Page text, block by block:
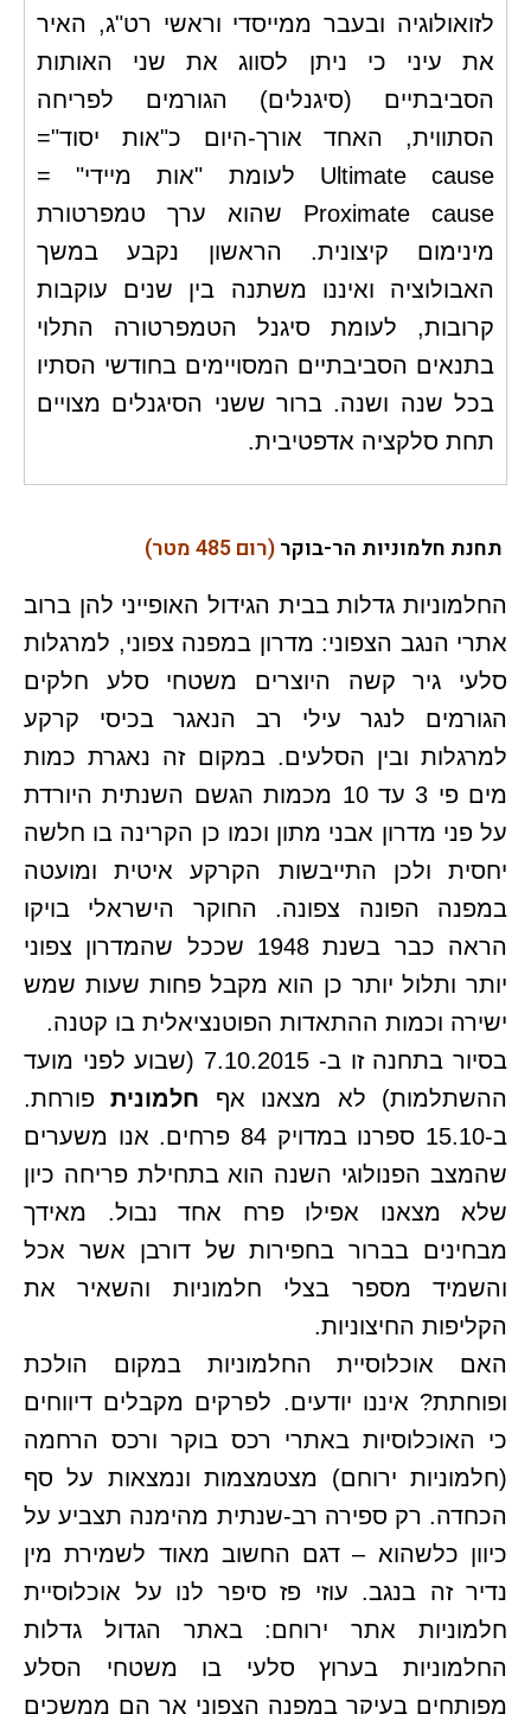
לזואולוגיה ובעבר ממייסדי וראשי רט"ג, האיר
את עיני כי ניתן לסווג את שני האותות
הסביבתיים (סיגנלים) הגורמים לפריחה
הסתווית, האחד אורך-היום כ"אות יסוד"=
Ultimate cause לעומת "אות מיידי" =
Proximate cause שהוא ערך טמפרטורת
מינימום קיצונית. הראשון נקבע במשך
האבולוציה ואיננו משתנה בין שנים עוקבות
קרובות, לעומת סיגנל הטמפרטורה התלוי
בתנאים הסביבתיים המסויימים בחודשי הסתיו
בכל שנה ושנה. ברור ששני הסיגנלים מצויים
תחת סלקציה אדפטיבית.
תחנת חלמוניות הר-בוקר(רום 485 מטר)
החלמוניות גדלות בבית הגידול האופייני להן ברוב
אתרי הנגב הצפוני: מדרון במפנה צפוני, למרגלות
סלעי גיר קשה היוצרים משטחי סלע חלקים
הגורמים לנגר עילי רב הנאגר בכיסי קרקע
למרגלות ובין הסלעים. במקום זה נאגרת כמות
מים פי 3 עד 10 מכמות הגשם השנתית היורדת
על פני מדרון אבני מתון וכמו כן הקרינה בו חלשה
יחסית ולכן התייבשות הקרקע איטית ומועטה
במפנה הפונה צפונה. החוקר הישראלי בויקו
הראה כבר בשנת 1948 שככל שהמדרון צפוני
יותר ותלול יותר כן הוא מקבל פחות שעות שמש
ישירה וכמות ההתאדות הפוטנציאלית בו קטנה.
בסיור בתחנה זו ב- 7.10.2015 (שבוע לפני מועד
ההשתלמות) לא מצאנו אף חלמוניתפורחת.
ב-15.10 ספרנו במדויק 84 פרחים. אנו משערים
שהמצב הפנולוגי השנה הוא בתחילת פריחה כיון
שלא מצאנו אפילו פרח אחד נבול. מאידך
מבחינים בברור בחפירות של דורבן אשר אכל
והשמיד מספר בצלי חלמוניות והשאיר את
הקליפות החיצוניות.
האם אוכלוסיית החלמוניות במקום הולכת
ופוחתת? איננו יודעים. לפרקים מקבלים דיווחים
כי האוכלוסיות באתרי רכס בוקר ורכס הרחמה
(חלמוניות ירוחם) מצטמצמות ונמצאות על סף
הכחדה. רק ספירה רב-שנתית מהימנה תצביע על
כיוון כלשהוא – דגם החשוב מאוד לשמירת מין
נדיר זה בנגב. עוזי פז סיפר לנו על אוכלוסיית
חלמוניות אתר ירוחם: באתר הגדול גדלות
החלמוניות בערוץ סלעי בו משטחי הסלע
מפותחים בעיקר במפנה הצפוני אך הם ממשכים